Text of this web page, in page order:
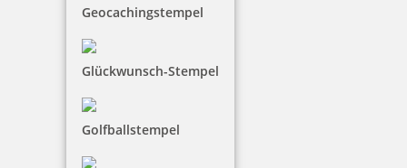
Geocachingstempel
Glückwunsch-Stempel
Golfballstempel